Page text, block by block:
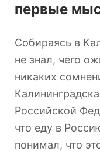
первые
Собираясь в
не знал, чего
никаких
Российской
что еду в
понимал, что